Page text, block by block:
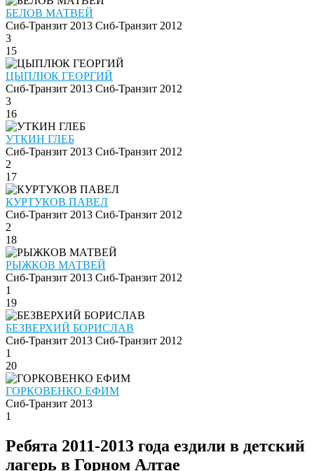
БЕЛОВ МАТВЕЙ
Сиб-Транзит 2013 Сиб-Транзит 2012
3
15
ЦЫПЛЮК ГЕОРГИЙ
Сиб-Транзит 2013 Сиб-Транзит 2012
3
16
УТКИН ГЛЕБ
Сиб-Транзит 2013 Сиб-Транзит 2012
2
17
КУРТУКОВ ПАВЕЛ
Сиб-Транзит 2013 Сиб-Транзит 2012
2
18
РЫЖКОВ МАТВЕЙ
Сиб-Транзит 2013 Сиб-Транзит 2012
1
19
БЕЗВЕРХИЙ БОРИСЛАВ
Сиб-Транзит 2013 Сиб-Транзит 2012
1
20
ГОРКОВЕНКО ЕФИМ
Сиб-Транзит 2013
1
Ребята 2011-2013 года ездили в детский
лагерь в Горном Алтае